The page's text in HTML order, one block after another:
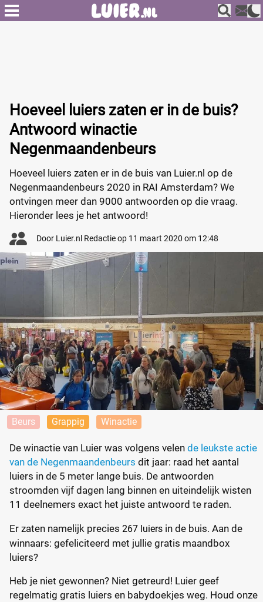
Hoeveel luiers zaten er in de buis?
Antwoord winactie
Negenmaandenbeurs
Hoeveel luiers zaten er in de buis van Luier.nl op de
Negenmaandenbeurs 2020 in RAI Amsterdam? We
ontvingen meer dan 9000 antwoorden op die vraag.
Hieronder lees je het antwoord!
Door Luier.nl Redactieop 11 maart 2020 om 12:48
Beurs Grappig Winactie
De winactie van Luier was volgens velen de leukste actie
van de Negenmaandenbeurs dit jaar: raad het aantal
luiers in de 5 meter lange buis. De antwoorden
stroomden vijf dagen lang binnen en uiteindelijk wisten
11 deelnemers exact het juiste antwoord te raden.
Er zaten namelijk precies 267 luiers in de buis. Aan de
winnaars: gefeliciteerd met jullie gratis maandbox
luiers?
Heb je niet gewonnen? Niet getreurd! Luier geef
regelmatig gratis luiers en babydoekjes weg. Houd onze